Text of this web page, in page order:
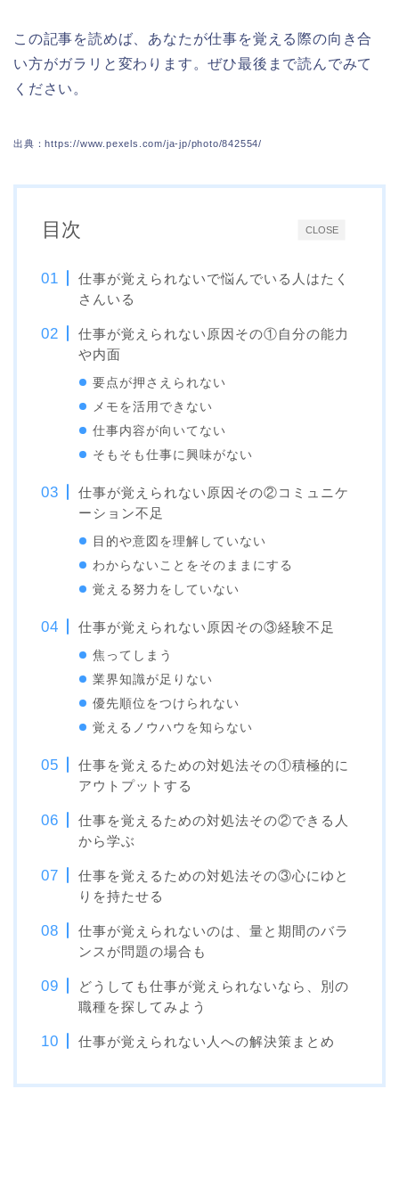
この記事を読めば、あなたが仕事を覚える際の向き合
い方がガラリと変わります。ぜひ最後まで読んでみて
ください。
出典：https://www.pexels.com/ja-jp/photo/842554/
CLOSE
目次
仕事が覚えられないで悩んでいる人はたく
さんいる
仕事が覚えられない原因その①自分の能力
や内面
要点が押さえられない
メモを活用できない
仕事内容が向いてない
そもそも仕事に興味がない
仕事が覚えられない原因その②コミュニケ
ーション不足
目的や意図を理解していない
わからないことをそのままにする
覚える努力をしていない
仕事が覚えられない原因その③経験不足
焦ってしまう
業界知識が足りない
優先順位をつけられない
覚えるノウハウを知らない
仕事を覚えるための対処法その①積極的に
アウトプットする
仕事を覚えるための対処法その②できる人
から学ぶ
仕事を覚えるための対処法その③心にゆと
りを持たせる
仕事が覚えられないのは、量と期間のバラ
ンスが問題の場合も
どうしても仕事が覚えられないなら、別の
職種を探してみよう
仕事が覚えられない人への解決策まとめ